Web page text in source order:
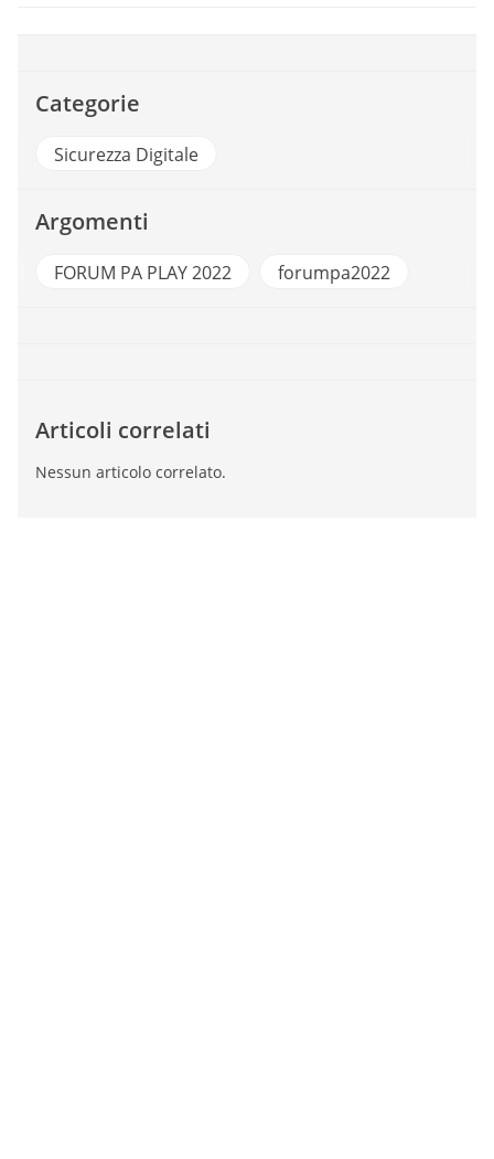
Categorie
Sicurezza Digitale
Argomenti
FORUM PA PLAY 2022 forumpa2022
Articoli correlati
Nessun articolo correlato.